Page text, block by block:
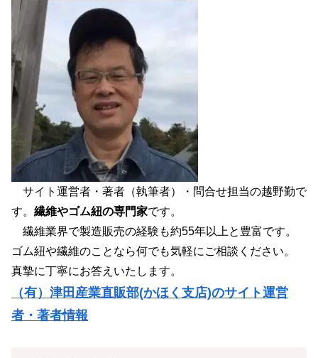
サイト運営者・著者（執筆者）・問合せ担当の越野勤で
す。 繊維やゴム紐の専門家です。
繊維業界で製造販売の経験も約55年以上と豊富です。
ゴム紐や繊維のことなら何でも気軽にご相談ください。
真摯に丁寧にお答えいたします。
（有）津田産業直販部(かほく支店)のサイト運営
者・著者情報